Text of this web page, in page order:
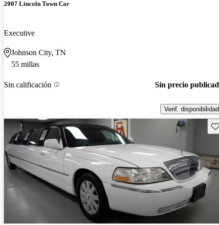
2007 Lincoln Town Car
Executive
Johnson City, TN
55 millas
Sin calificación Sin precio
Verif. disponibilidad